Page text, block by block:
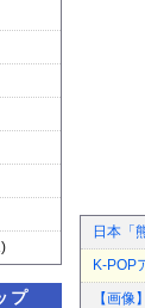
プ
日本「
K-POP
【画